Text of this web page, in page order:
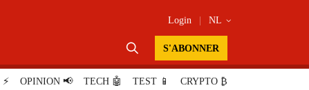
Login | NL 
 S'ABONNER
⚡ OPINION 📢 TECH 🤖 TEST 📱 CRYPTO ₿